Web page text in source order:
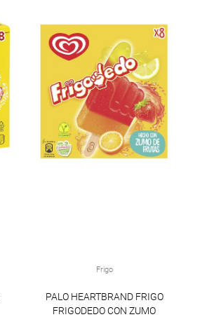
Frigo
PALO HEARTBRAND FRIGO
FRIGODEDO CON ZUMO